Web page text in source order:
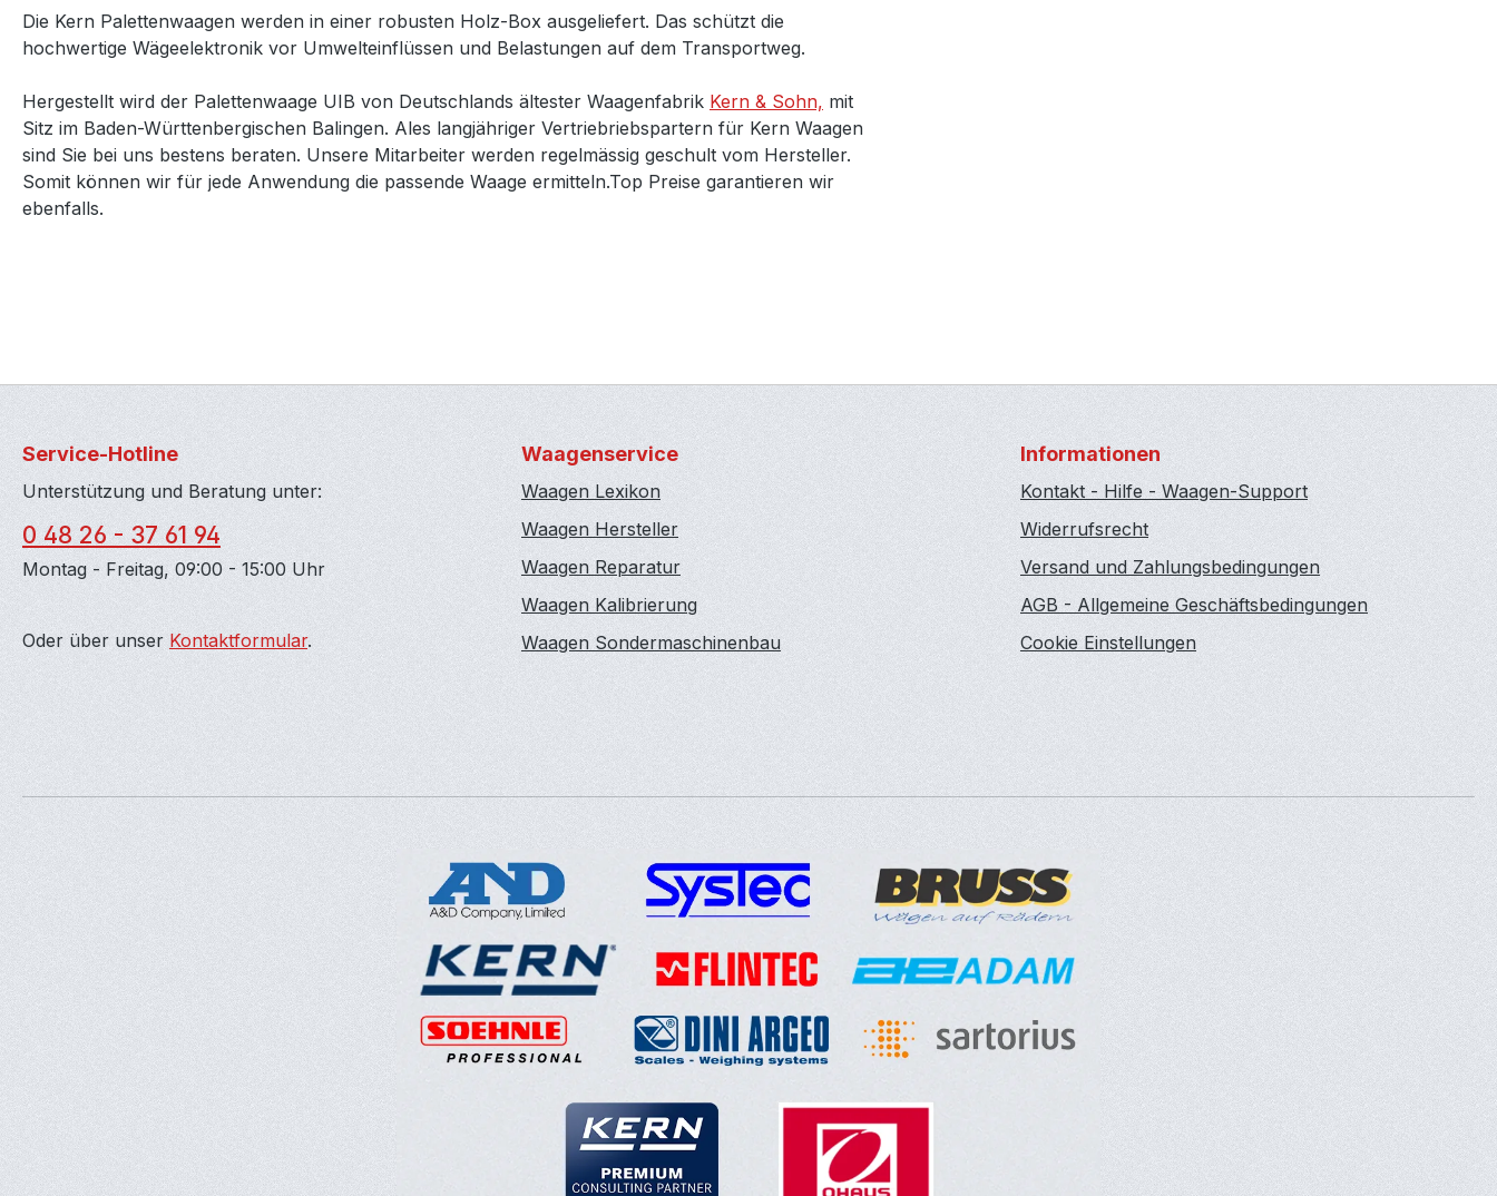
Die Kern Palettenwaagen werden in einer robusten Holz-Box ausgeliefert. Das schützt die
hochwertige Wägeelektronik vor Umwelteinflüssen und Belastungen auf dem Transportweg.
Hergestellt wird der Palettenwaage UIB von Deutschlands ältester Waagenfabrik Kern & Sohn, mit
Sitz im Baden-Württenbergischen Balingen. Ales langjähriger Vertriebriebspartern für Kern Waagen
sind Sie bei uns bestens beraten. Unsere Mitarbeiter werden regelmässig geschult vom Hersteller.
Somit können wir für jede Anwendung die passende Waage ermitteln.Top Preise garantieren wir
ebenfalls.
Service-Hotline
Unterstützung und Beratung unter:
0 48 26 - 37 61 94
Montag - Freitag, 09:00 - 15:00 Uhr
Oder über unser Kontaktformular.
Waagenservice
Waagen Lexikon
Waagen Hersteller
Waagen Reparatur
Waagen Kalibrierung
Waagen Sondermaschinenbau
Informationen
Kontakt - Hilfe - Waagen-Support
Widerrufsrecht
Versand und Zahlungsbedingungen
AGB - Allgemeine Geschäftsbedingungen
Cookie Einstellungen